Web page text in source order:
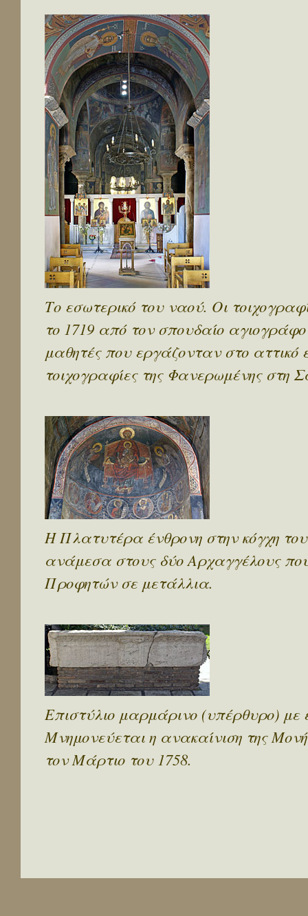
Το εσωτερικό του ναού. Οι
το 1719 από τον σπουδαίο
μαθητές που εργάζονταν στο αττικό
τοιχογραφίες της Φανερωμένης στη
Η Πλατυτέρα ένθρονη στην κόγχη
ανάμεσα στους δύο Αρχαγγέλους
Προφητών σε μετάλλια.
Επιστύλιο μαρμάρινο (υπέρθυρο)
Μνημονεύεται η ανακαίνιση της
τον Μάρτιο του 1758.